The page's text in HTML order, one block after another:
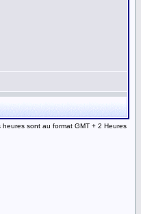
heures sont au format GMT + 2 Heures